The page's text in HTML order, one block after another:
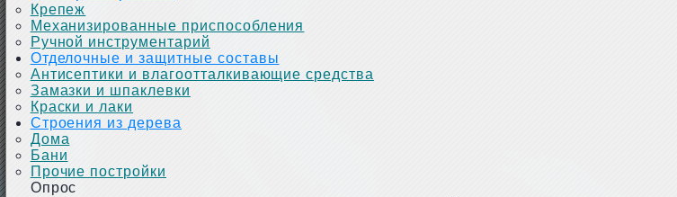
Крепеж
Механизированные приспособления
Ручной инструментарий
Отделочные и защитные составы
Антисептики и влагоотталкивающие средства
Замазки и шпаклевки
Краски и лаки
Строения из дерева
Дома
Бани
Прочие постройки
Опрос